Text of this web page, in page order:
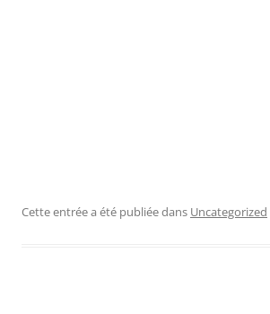
Cette entrée a été publiée dans Uncategorized